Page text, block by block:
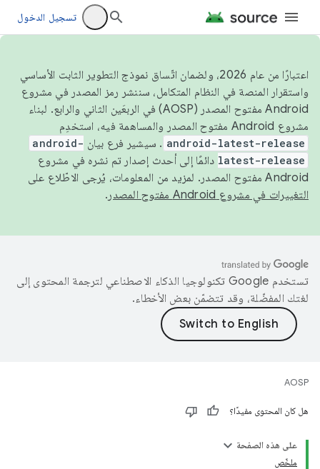
تسجيل الدخول
اعتبارًا من عام 2026، ولضمان اتّساق نموذج التطوير الثابت الأساسي
واستقرار المنصة في النظام المتكامل، سننشر رمز المصدر في مشروع
Android مفتوح المصدر (AOSP) في الربعَين الثاني والرابع. لبناء
مشروع Android مفتوح المصدر والمساهمة فيه، استخدِم
android-latest-release . سيشير فرع بيان android-
latest-release دائمًا إلى أحدث إصدار تم نشره في مشروع
Android مفتوح المصدر. لمزيد من المعلومات، يُرجى الاطّلاع على
التغييرات في مشروع Android مفتوح المصدر
.
تستخدم Google تكنولوجيا الذكاء الاصطناعي لترجمة المحتوى إلى
لغتك المفضّلة، وقد تتضمّن بعض الأخطاء.
AOSP
هل كان المحتوى مفيدًا؟
على هذه الصفحة
ملخّص